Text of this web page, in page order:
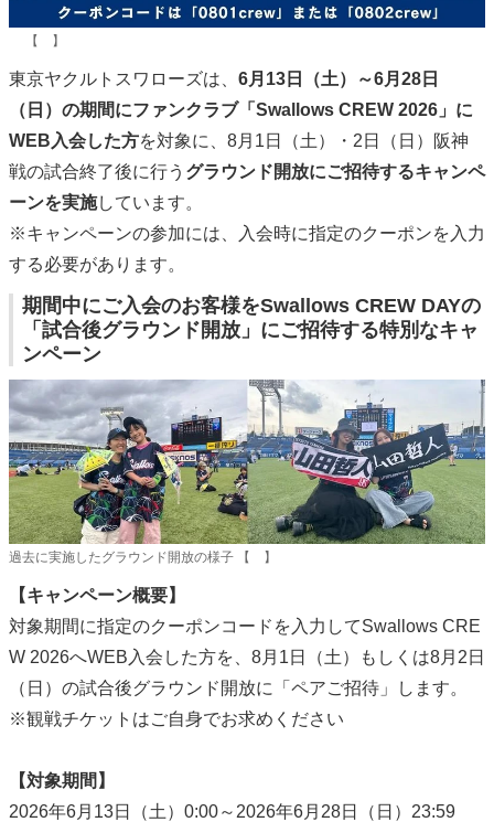
【 】
東京ヤクルトスワローズは、 6月13日（土）～6月28日
（日）の期間にファンクラブ「Swallows CREW 2026」に
WEB入会した方を対象に、8月1日（土）・2日（日）阪神
戦の試合終了後に行う グラウンド開放にご招待するキャンペ
ーンを実施しています。
※キャンペーンの参加には、入会時に指定のクーポンを入力
する必要があります。
期間中にご入会のお客様をSwallows CREW DAYの
「試合後グラウンド開放」にご招待する特別なキャ
ンペーン
過去に実施したグラウンド開放の様子 【 】
【キャンペーン概要】
対象期間に指定のクーポンコードを入力してSwallows CRE
W 2026へWEB入会した方を、8月1日（土）もしくは8月2日
（日）の試合後グラウンド開放に「ペアご招待」します。
※観戦チケットはご自身でお求めください
【対象期間】
2026年6月13日（土）0:00～2026年6月28日（日）23:59